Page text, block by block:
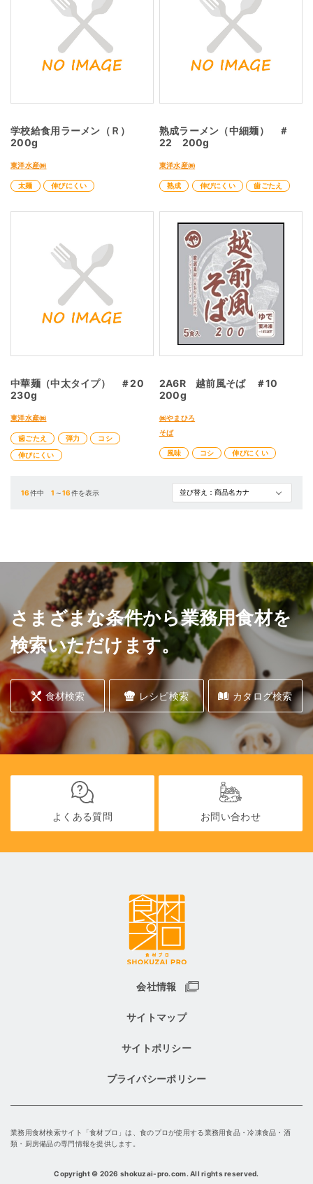
学校給食用ラーメン（Ｒ）
200g
東洋水産㈱
太麺 伸びにくい
熟成ラーメン（中細麺） ＃
22 200g
東洋水産㈱
熟成 伸びにくい 歯ごたえ
中華麺（中太タイプ） ＃20
230g
東洋水産㈱
歯ごたえ 弾力
コシ
伸びにくい
2A6R 越前風そば ＃10
200g
㈱やまひろ
そば
風味 コシ 伸びにくい
16件中1 ～16件を表示
さまざまな条件から業務用食材を
検索いただけます。
食材検索 レシピ検索 カタログ検索
よくある質問 お問い合わせ
会社情報
サイトマップ
サイトポリシー
プライバシーポリシー
業務用食材検索サイト「食材プロ」は、食のプロが使用する業務用食品・冷凍食品・酒
類・厨房備品の専門情報を提供します。
Copyright © 2026 shokuzai-pro.com. All rights reserved.